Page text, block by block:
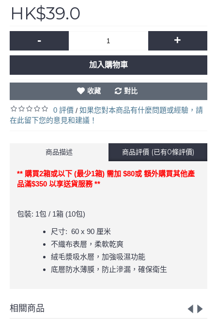
HK$39.0
- +
加入購物車
收藏 對比
0 評價 / 如果您對本商品有什麼問題或經驗，請
在此留下您的意見和建議！
商品描述 商品評價 (已有0條評價)
** 購買2箱或以下 (最少1箱) 需加 $80或 額外購買其他產
品滿$350 以享送貨服務 **
包裝: 1包 / 1箱 (10包)
尺寸: 60 x 90 厘米
不織布表層，柔軟乾爽
絨毛漿吸水層，加強吸濕功能
底層防水薄膜，防止滲漏，確保衛生
相關商品